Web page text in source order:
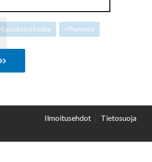
Kasvata korkeutta Pienennä
Ilmoitusehdot Tietosuoja